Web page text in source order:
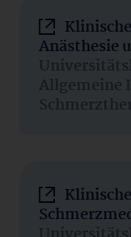
Anästhesie
Allgemeine